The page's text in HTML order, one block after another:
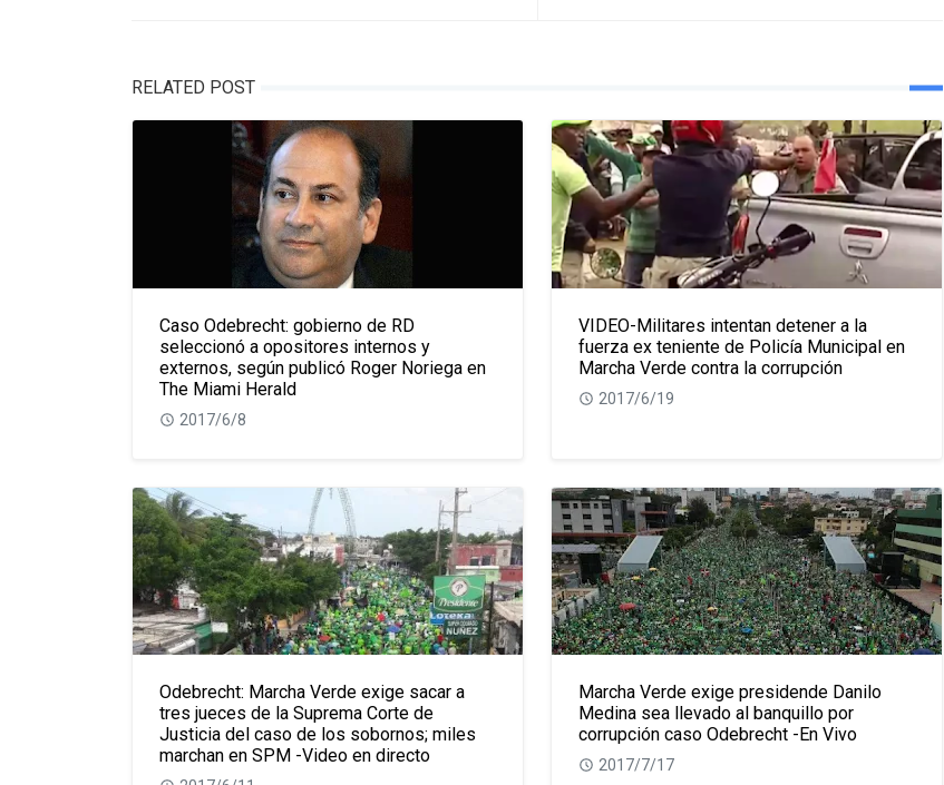
RELATED POST
Caso Odebrecht: gobierno de RD
seleccionó a opositores internos y
externos, según publicó Roger Noriega en
The Miami Herald
2017/6/8
VIDEO-Militares intentan detener a la
fuerza ex teniente de Policía Municipal en
Marcha Verde contra la corrupción
2017/6/19
Odebrecht: Marcha Verde exige sacar a
tres jueces de la Suprema Corte de
Justicia del caso de los sobornos; miles
marchan en SPM -Video en directo
Marcha Verde exige presidende Danilo
Medina sea llevado al banquillo por
corrupción caso Odebrecht -En Vivo
2017/7/17